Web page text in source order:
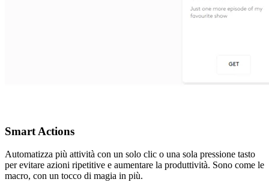
Smart Actions
Automatizza più attività con un solo clic o una sola pressione tasto
per evitare azioni ripetitive e aumentare la produttività. Sono come le
macro, con un tocco di magia in più.